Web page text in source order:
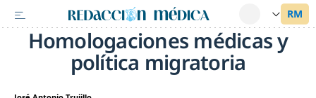
Homologaciones médicas y
política migratoria